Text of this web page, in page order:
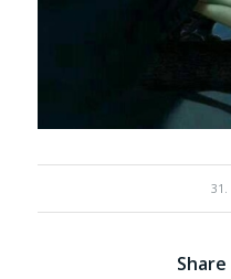
31.